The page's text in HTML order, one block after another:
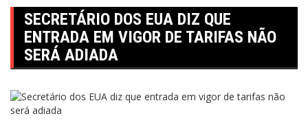
SECRETÁRIO DOS EUA DIZ QUE
ENTRADA EM VIGOR DE TARIFAS NÃO
SERÁ ADIADA